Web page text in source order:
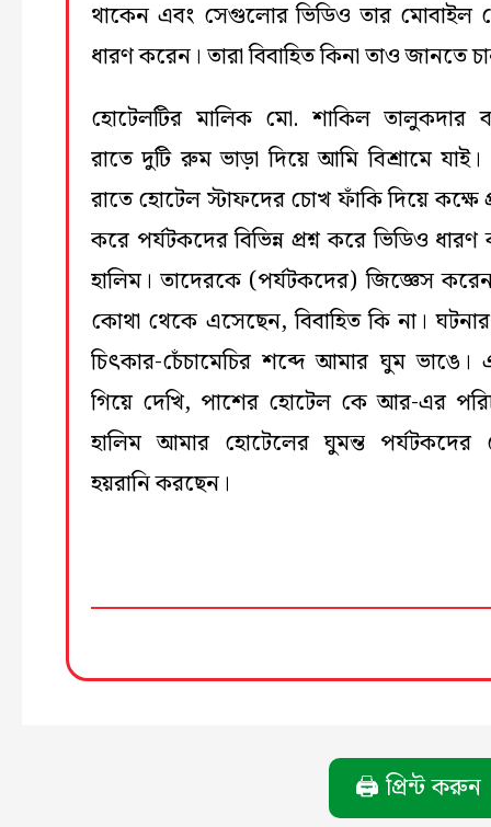
থাকেন এবং সেগুলোর ভিডিও তার মোবাইল
ধারণ করেন। তারা বিবাহিত কিনা তাও জানতে
হোটেলটির মালিক মো. শাকিল তালুকদার
রাতে দুটি রুম ভাড়া দিয়ে আমি বিশ্রামে
রাতে হোটেল স্টাফদের চোখ ফাঁকি দিয়ে কক্ষে
করে পর্যটকদের বিভিন্ন প্রশ্ন করে ভিডিও
হালিম। তাদেরকে (পর্যটকদের) জিজ্ঞেস
কোথা থেকে এসেছেন, বিবাহিত কি না।
চিৎকার-চেঁচামেচির শব্দে আমার ঘুম ভাঙে।
গিয়ে দেখি, পাশের হোটেল কে আর-এর
হালিম আমার হোটেলের ঘুমন্ত পর্যটকদের
হয়রানি করছেন।
🖨️ প্রিন্ট করুন